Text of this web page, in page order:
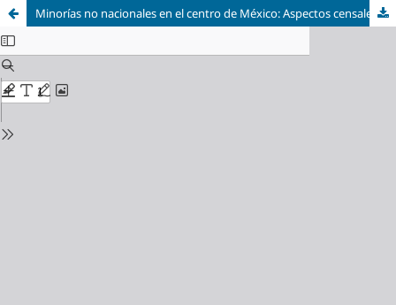
Minorías no nacionales en el centro de México: Aspectos censales de la población extranjera en Querétaro, 1845-1926